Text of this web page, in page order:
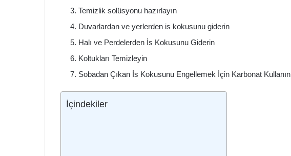
Temizlik solüsyonu hazırlayın
Duvarlardan ve yerlerden is kokusunu giderin
Halı ve Perdelerden İs Kokusunu Giderin
Koltukları Temizleyin
Sobadan Çıkan İs Kokusunu Engellemek İçin Karbonat Kullanın
İçindekiler